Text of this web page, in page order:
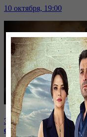
10 октября, 19:00
Зачем встретились
строительстве нашей